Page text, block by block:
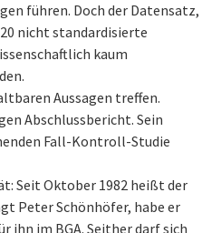
führen. Doch der Datensatz,
nicht standardisierte
kaum
Aussagen treffen.
Abschlussbericht. Sein
Fall-Kontroll-Studie
Seit Oktober 1982 heißt der
Peter Schönhöfer, habe er
ihn im BGA. Seither darf sich